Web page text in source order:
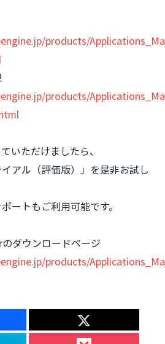
products/
products/
いただけましたら、
イアル（評価版）」を是非お試し
ートもご利用可能です。
ダウンロードページ
products/